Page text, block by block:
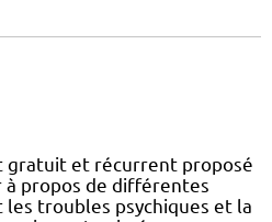
gratuit et récurrent proposé
à propos de différentes
troubles psychiques et la